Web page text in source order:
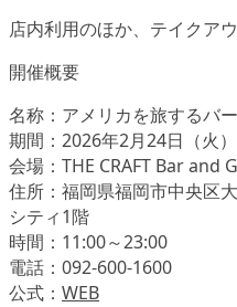
店内利用のほか、テイクア
開催概要
名称：アメリカを旅するバ
期間：2026年2月24日（火
会場：THE CRAFT Bar and
住所：福岡県福岡市中央区
シティ1階
時間：11:00～23:00
電話：092-600-1600
公式： WEB